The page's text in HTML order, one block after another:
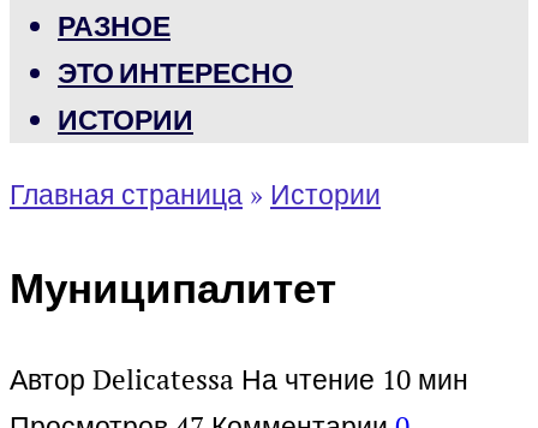
РАЗНОЕ
ЭТО ИНТЕРЕСНО
ИСТОРИИ
Главная страница » Истории
Муниципалитет
Автор Delicatessa На чтение 10 мин